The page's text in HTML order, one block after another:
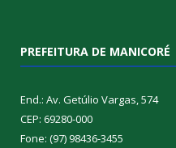
PREFEITURA DE MANICORÉ
End.: Av. Getúlio Vargas, 574
CEP: 69280-000
Fone: (97) 98436-3455